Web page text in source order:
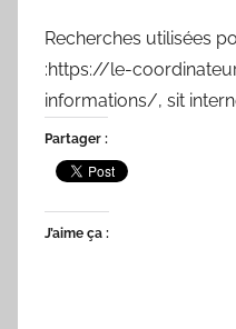
Recherches utilisées
:https://le-
informations/, sit
Partager :
J’aime ça :